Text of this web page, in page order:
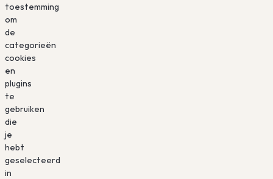
toestemming
om
de
categorieën
cookies
en
plugins
te
gebruiken
die
je
hebt
geselecteerd
in